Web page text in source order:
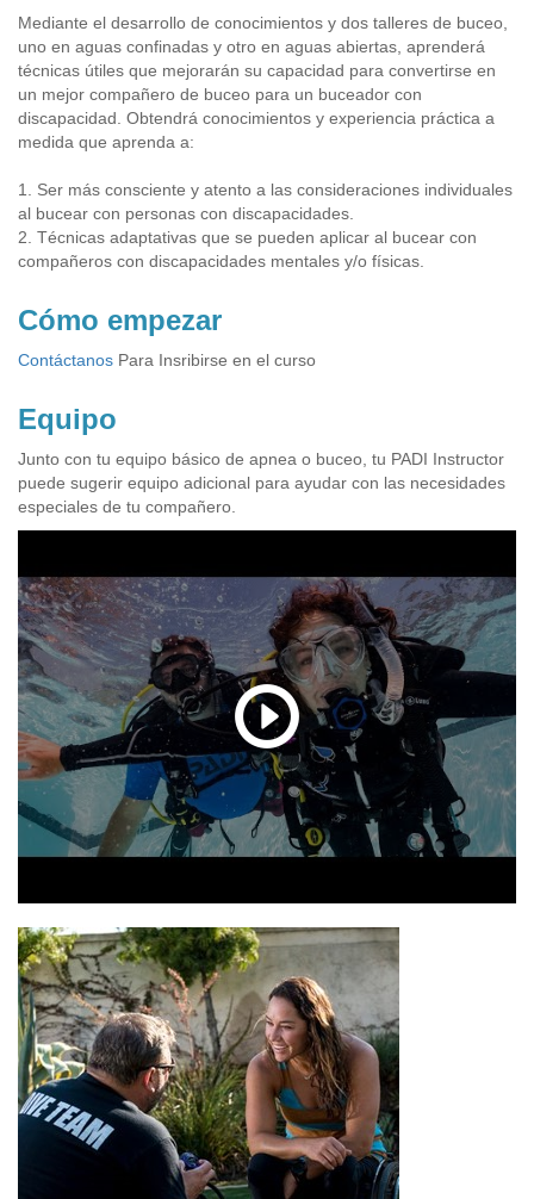
Mediante el desarrollo de conocimientos y dos talleres de buceo,
uno en aguas confinadas y otro en aguas abiertas, aprenderá
técnicas útiles que mejorarán su capacidad para convertirse en
un mejor compañero de buceo para un buceador con
discapacidad. Obtendrá conocimientos y experiencia práctica a
medida que aprenda a:
1. Ser más consciente y atento a las consideraciones individuales
al bucear con personas con discapacidades.
2. Técnicas adaptativas que se pueden aplicar al bucear con
compañeros con discapacidades mentales y/o físicas.
Cómo empezar
Contáctanos Para Insribirse en el curso
Equipo
Junto con tu equipo básico de apnea o buceo, tu PADI Instructor
puede sugerir equipo adicional para ayudar con las necesidades
especiales de tu compañero.